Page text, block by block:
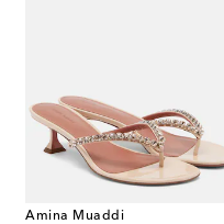
Amina Muaddi